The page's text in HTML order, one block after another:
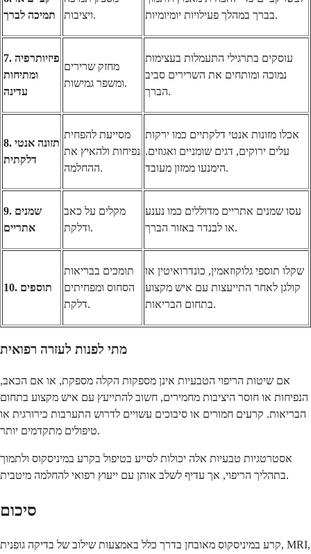
תמיכה לברך
ויציבות.
בברך במהלך פעילויות יומיומיות.
7. פיזיותרפיה
ומתיחות
עדינה
מחזק שרירים
ומשפר גמישות.
עוסקים בתרגילי התעמלות בעצימות
נמוכה ומותחים את השרירים סביב
הברך.
8. תזונה אנטי
דלקתית
מסייעת להפחית
נפיחות ולהאיץ את
ההחלמה.
אכלו מזונות אנטי דלקתיים כמו ירקות
עלים ירוקים, דגים שומניים ואגוזים.
הימנעו ממזון מעובד.
9. שמנים
אתריים
מקלים על כאב
ודלקת.
עסו שמנים אתריים מדוללים כמו נענע
או לבנדר באזור הברך.
10. תוספים
תומכים בבריאות
הסחוס ומפחיתים
דלקת.
שקלו תוספי גלוקוזאמין, כונדרואיטין או
קולגן לאחר התייעצות עם איש מקצוע
בתחום הבריאות.
מתי לפנות לעזרה רפואית
אם שיטות הריפוי הטבעיות אינן מספקות הקלה מספקת, או אם הכאב,
הנפיחות או חוסר היציבות מחמירים, חשוב להתייעץ עם איש מקצוע בתחום
הבריאות. קרעים חמורים או סיבוכים עשויים לדרוש התערבות כירורגית או
טיפולים מתקדמים יותר.
אסטרטגיות טבעיות אלה יכולות לסייע בטיפול בקרע במיניסקוס ולתמוך
בתהליך הריפוי, אך עדיף לשלב אותן עם ייעוץ רפואי להחלמה מיטבית.
סיכום
קרע במיניסקוס מאובחן בדרך כלל באמצעות שילוב של בדיקה גופנית, MRI,